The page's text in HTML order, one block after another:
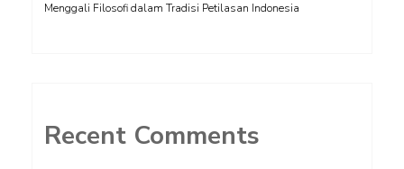
Menggali Filosofi dalam Tradisi Petilasan Indonesia
Recent Comments